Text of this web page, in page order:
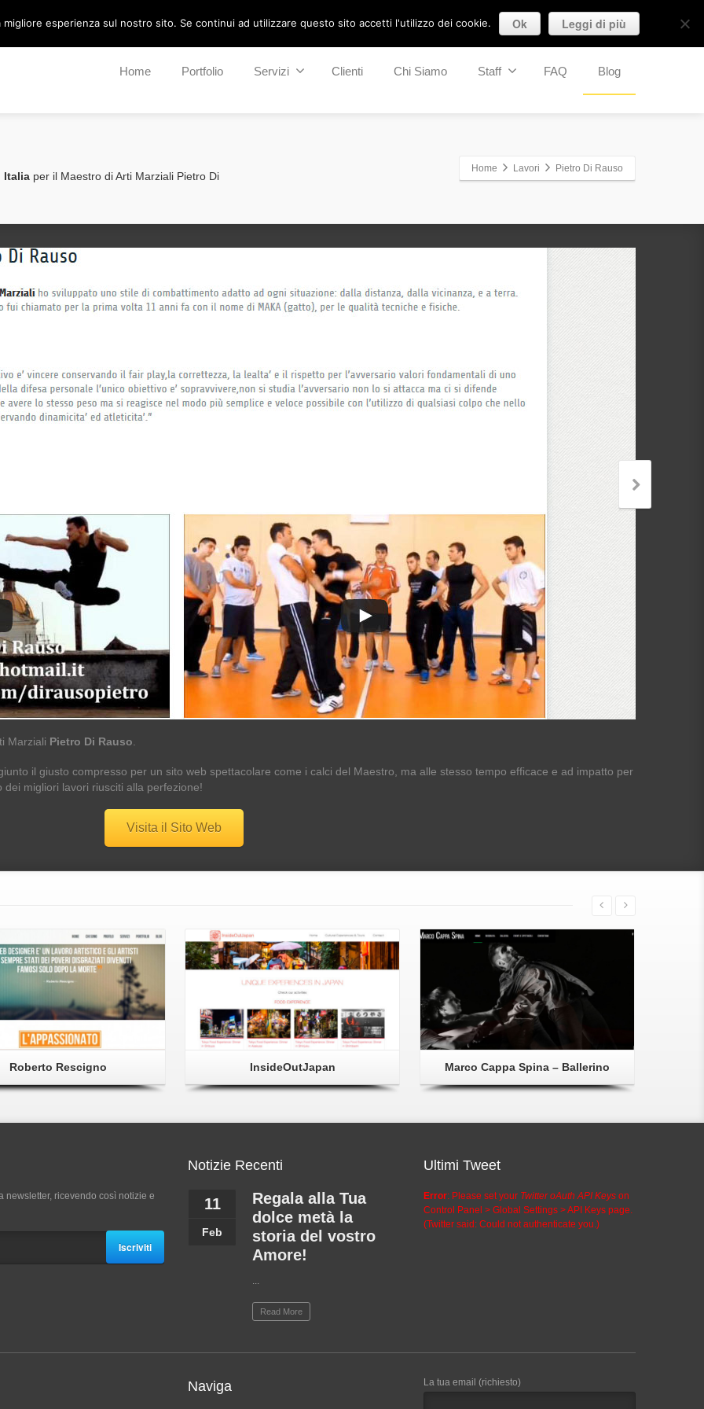
Home Portfolio Servizi Clienti Chi Siamo Staff FAQ Blog
Italia per il Maestro di Arti Marziali Pietro Di
Home Lavori Pietro Di Rauso
Marziali Pietro Di Rauso
il giusto compresso per un sito web spettacolare come i calci del Maestro, ma alle stesso tempo efficace e ad impatto per
migliori lavori riusciti alla perfezione!
Visita il Sito Web
Roberto Rescigno InsideOutJapan Marco Cappa Spina – Ballerino
newsletter, ricevendo così notizie e
Iscriviti
Notizie Recenti
11
Feb
Regala alla Tua
dolce metà la
storia del vostro
Amore!
...
Read More
Ultimi Tweet
Error: Please set your Twitter oAuth API Keys on
Control Panel > Global Settings > API Keys page.
(Twitter said: Could not authenticate you.)
Naviga La tua email (richiesto)
esperienza sul nostro sito. Se continui ad utilizzare questo sito accetti l'utilizzo dei cookie. Ok Leggi di più